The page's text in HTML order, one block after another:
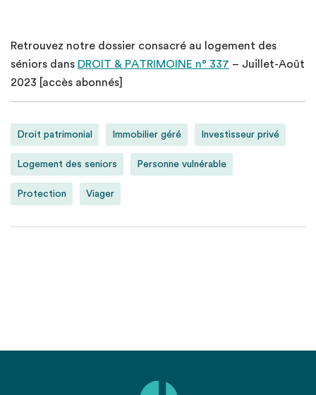
Retrouvez notre dossier consacré au logement des
séniors dans DROIT & PATRIMOINE n° 337 – Juillet-Août
2023 [accès abonnés]
Droit patrimonial Immobilier géré Investisseur privé
Logement des seniors Personne vulnérable
Protection Viager